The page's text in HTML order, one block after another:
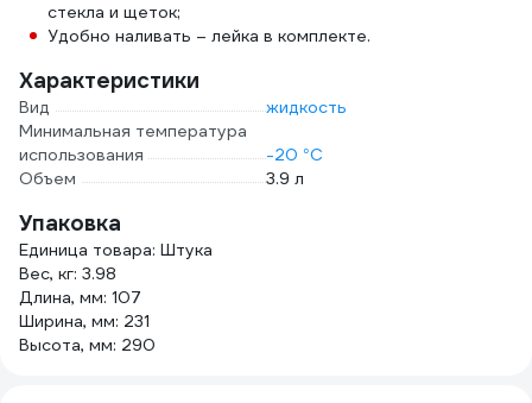
стекла и щеток;
Удобно наливать – лейка в комплекте.
Характеристики
Вид
жидкость
Минимальная температура
использования
-20 °С
Объем
3.9 л
Упаковка
Единица товара: Штука
Вес, кг: 3.98
Длина, мм: 107
Ширина, мм: 231
Высота, мм: 290